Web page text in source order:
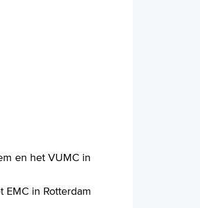
en het VUMC in
EMC in Rotterdam